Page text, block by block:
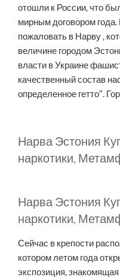
отошли к России, что
мирным договором
пожаловать в Нарву ,
величине городом
власти в Украине
качественный состав
определенное гетто”.
Нарва Эстония
наркотики,
Нарва Эстония
наркотики,
Сейчас в крепости
котором летом года
экспозиция,